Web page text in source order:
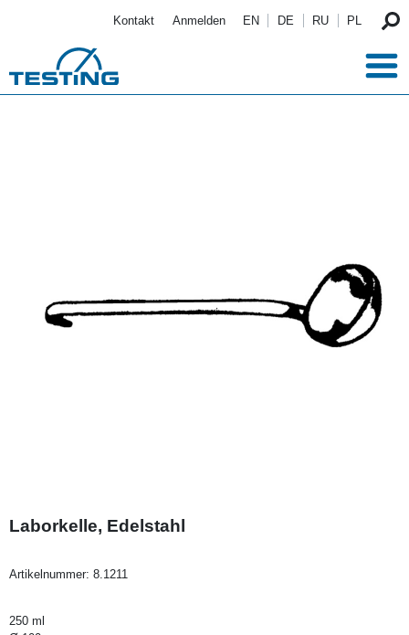
Kontakt Anmelden EN DE RU PL
Laborkelle, Edelstahl
Artikelnummer: 8.1211
250 ml